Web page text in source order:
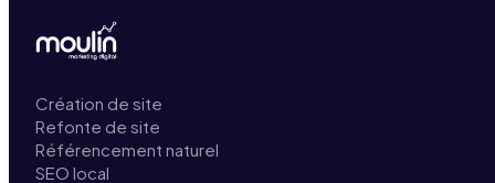
Création de site
Refonte de site
Référencement naturel
SEO local